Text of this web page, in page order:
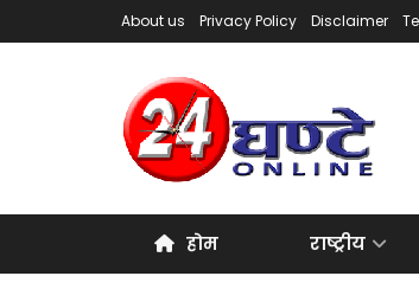
About us Privacy Policy Disclaimer
होम राष्ट्रीय